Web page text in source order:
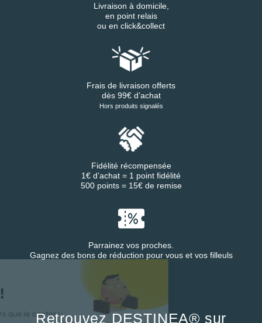
les Cookies !
On a attendu d'être sûrs que le contenu
Livraison à domicile,
en point relais
ou en click&collect
Frais de livraison offerts
dès 99€ d’achat
Hors produits signalés
Fidélité récompensée
1€ d’achat = 1 point fidélité
500 points = 15€ de remise
Parrainez vos proches.
Gagnez des bons de réduction pour vous et vos filleuls
Retrouvez DESTINEA® sur